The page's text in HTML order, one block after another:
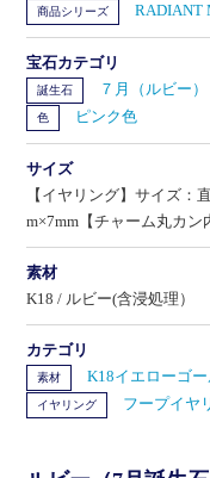
商品シリーズ RADIANT
宝石カテゴリ
誕生石 ７月（ルビー）
色 ピンク色
サイズ
【イヤリング】サイズ：
m×7mm【チャーム丸カン
素材
K18 / ルビー(含浸処理）
カテゴリ
素材 K18イエローゴー
イヤリング フープイヤ